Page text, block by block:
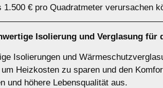
1.500 € pro Quadratmeter verursachen
Isolierung und Verglasung für
Isolierungen und
Heizkosten zu sparen und den
und höhere Lebensqualität aus.